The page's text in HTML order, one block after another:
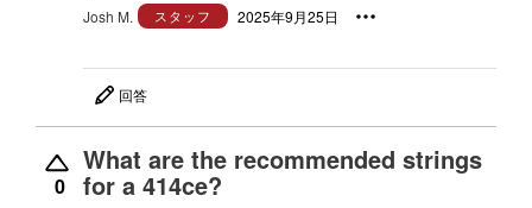
Josh M. スタッフ 2025年9月25日
回答
0
What are the recommended strings
for a 414ce?